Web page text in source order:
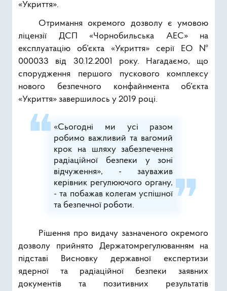
«Укриття».
Отримання окремого дозволу є умовою
ліцензії ДСП «Чорнобильська АЕС» на
експлуатацію об’єкта «Укриття» серії ЕО №
000033 від 30.12.2001 року. Нагадаємо, що
спорудження першого пускового комплексу
нового безпечного конфайнмента об’єкта
«Укриття» завершилось у 2019 році.
«Сьогодні ми усі разом
робимо важливий та вагомий
крок на шляху забезпечення
радіаційної безпеки у зоні
відчуження», - зауважив
керівник регулюючого органу,
- та побажав колегам успішної
та безпечної роботи.
Рішення про видачу зазначеного окремого
дозволу прийнято Держатомрегулюванням на
підставі Висновку державної експертизи
ядерної та радіаційної безпеки заявних
документів та позитивних результатів